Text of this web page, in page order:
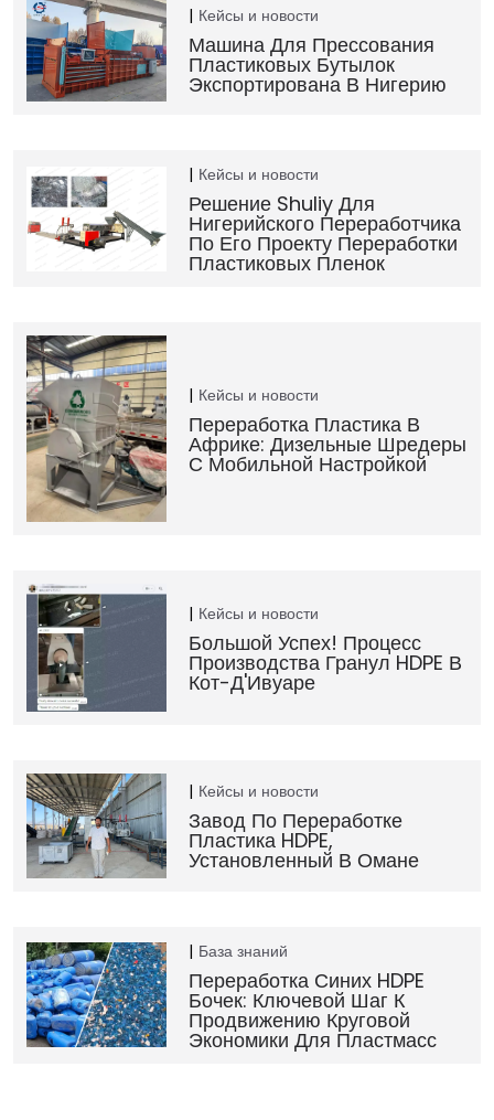
Кейсы и новости
Машина Для Прессования
Пластиковых Бутылок
Экспортирована В Нигерию
Кейсы и новости
Решение Shuliy Для
Нигерийского Переработчика
По Его Проекту Переработки
Пластиковых Пленок
Кейсы и новости
Переработка Пластика В
Африке: Дизельные Шредеры
С Мобильной Настройкой
Кейсы и новости
Большой Успех! Процесс
Производства Гранул HDPE В
Кот-Д'Ивуаре
Кейсы и новости
Завод По Переработке
Пластика HDPE,
Установленный В Омане
База знаний
Переработка Синих HDPE
Бочек: Ключевой Шаг К
Продвижению Круговой
Экономики Для Пластмасс